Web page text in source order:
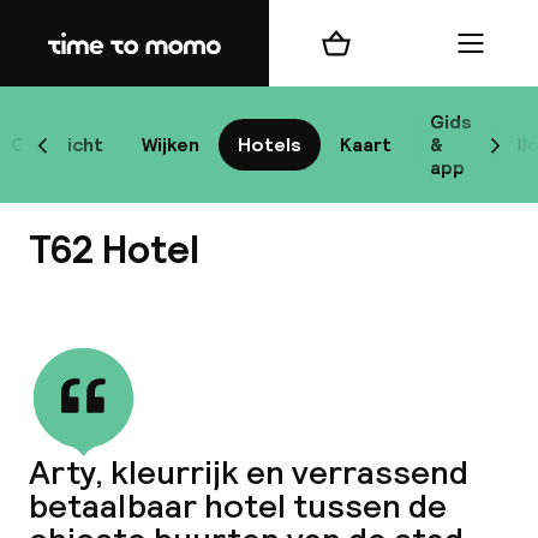
Home
Overzicht Wijken Hotels Kaart
Gids
&
app
Scroll naar links
Winkelmand Menu
T62 Hotel
Arty, kleurrijk en verrassend
betaalbaar hotel tussen de